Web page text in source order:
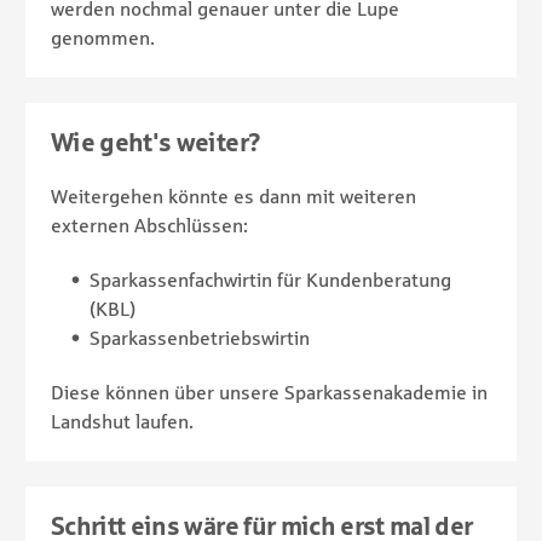
werden nochmal genauer unter die Lupe
genommen.
Wie geht's weiter?
Weitergehen könnte es dann mit weiteren
externen Abschlüssen:
Sparkassenfachwirtin für Kundenberatung
(KBL)
Sparkassenbetriebswirtin
Diese können über unsere Sparkassenakademie in
Landshut laufen.
Schritt eins wäre für mich erst mal der